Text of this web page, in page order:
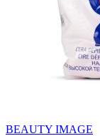
BEAUTY IMAGE